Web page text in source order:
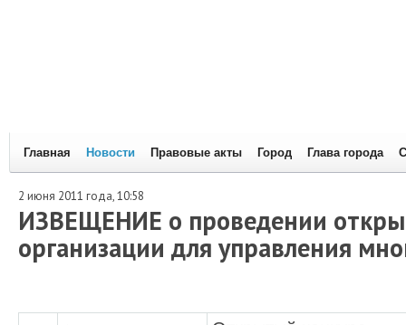
Главная Новости Правовые акты Город Глава города
2 июня 2011 года, 10:58
ИЗВЕЩЕНИЕ о проведении
организации для управления